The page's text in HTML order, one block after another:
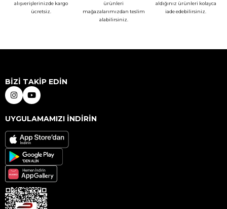
alışverişlerinizde kargo
ücretsiz.
ürünleri
mağazalarımızdan teslim
alabilirsiniz.
aldığınız ürünleri kolayca
iade edebilirsiniz.
BİZİ TAKİP EDİN
UYGULAMAMIZI İNDİRİN